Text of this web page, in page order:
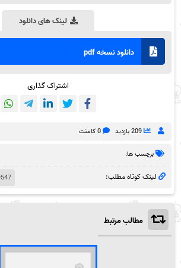
لینک های دانلود
دانلود نسخه pdf
اشتراک گذاری
209 بازدید 0 کامنت
برچسب ها:
لینک کوتاه مطلب:
مطالب مرتبط